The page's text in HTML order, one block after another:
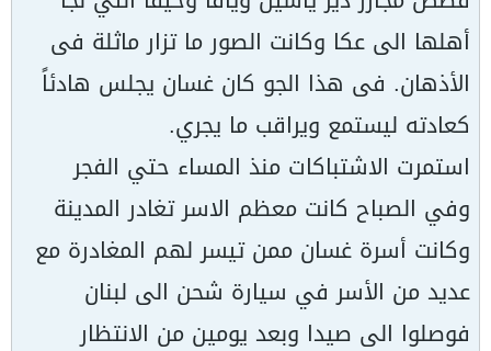
أهلها الى عكا وكانت الصور ما تزار ماثلة فى
الأذهان. فى هذا الجو كان غسان يجلس هادئاً
كعادته ليستمع ويراقب ما يجري.
استمرت الاشتباكات منذ المساء حتي الفجر
وفي الصباح كانت معظم الاسر تغادر المدينة
وكانت أسرة غسان ممن تيسر لهم المغادرة مع
عديد من الأسر في سيارة شحن الى لبنان
فوصلوا الى صيدا وبعد يومين من الانتظار